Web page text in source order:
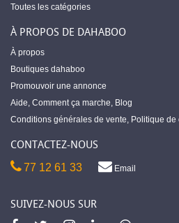
Toutes les catégories
À PROPOS DE DAHABOO
À propos
Boutiques dahaboo
Promouvoir une annonce
Aide, Comment ça marche, Blog
Conditions générales de vente, Politique de
CONTACTEZ-NOUS
77 12 61 33 Email
SUIVEZ-NOUS SUR